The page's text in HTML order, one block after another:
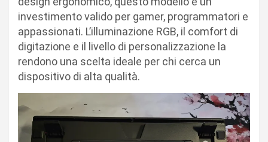
investimento valido per gamer, programmatori e
appassionati. L’illuminazione RGB, il comfort di
digitazione e il livello di personalizzazione la
rendono una scelta ideale per chi cerca un
dispositivo di alta qualità.